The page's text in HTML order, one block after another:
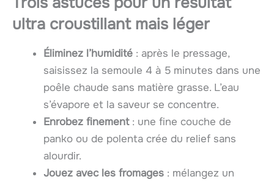
ultra croustillant mais léger
Éliminez l’humidité : après le pressage,
saisissez la semoule 4 à 5 minutes dans une
poêle chaude sans matière grasse. L’eau
s’évapore et la saveur se concentre.
Enrobez finement: une fine couche de
panko ou de polenta crée du relief sans
alourdir.
Jouez avec les fromages : mélangez un